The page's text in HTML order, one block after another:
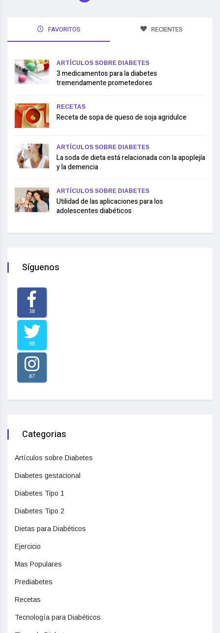
FAVORITOS RECIENTES
ARTÍCULOS SOBRE DIABETES
3 medicamentos para la diabetes
tremendamente prometedores
RECETAS
Receta de sopa de queso de soja agridulce
ARTÍCULOS SOBRE DIABETES
La soda de dieta está relacionada con la apoplejía
y la demencia
ARTÍCULOS SOBRE DIABETES
Utilidad de las aplicaciones para los
adolescentes diabéticos
Síguenos
38
98
87
Categorias
Artículos sobre Diabetes
Diabetes gestacional
Diabetes Tipo 1
Diabetes Tipo 2
Dietas para Diabéticos
Ejercicio
Mas Populares
Prediabetes
Recetas
Tecnología para Diabéticos